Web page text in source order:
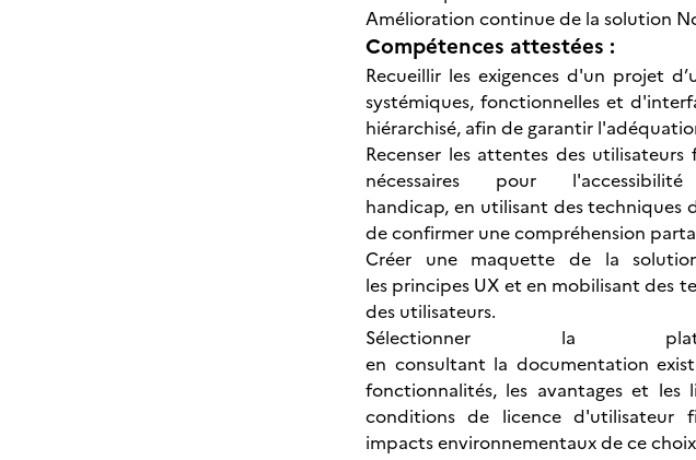
Amélioration continue de la solution
Compétences attestées :
Recueillir les exigences d'un projet
systémiques, fonctionnelles et
hiérarchisé, afin de garantir
Recenser les attentes des
nécessaires pour
handicap, en utilisant des techniques
de confirmer une compréhension
Créer une maquette de la
les principes UX et en mobilisant des
des utilisateurs.
Sélectionner la
en consultant la documentation
fonctionnalités, les avantages et
conditions de licence d'utilisateur
impacts environnementaux de ce